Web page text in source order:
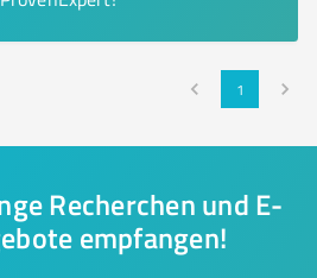
1
Recherchen und E-
empfangen!